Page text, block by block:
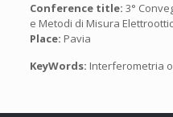
Conference title: 3°
e Metodi di Misura
Place: Pavia
KeyWords: Interferometria